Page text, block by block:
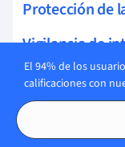
Protección de
Vigilancia de
Errores
Abuso de
El 94% de los
calificaciones con